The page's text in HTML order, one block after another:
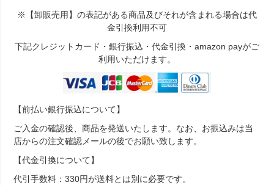
※【卸販売用】の表記がある商品及びそれが含まれる場合は代
金引換利用不可
下記クレジットカード・銀行振込・代金引換・amazon payがご
利用いただけます。
【前払い銀行振込について】
ご入金の確認後、商品を発送いたします。なお、お振込みは当
店からの注文確認メールの後でお願い致します。
【代金引換について】
代引手数料：330円が送料とは別に必要です。